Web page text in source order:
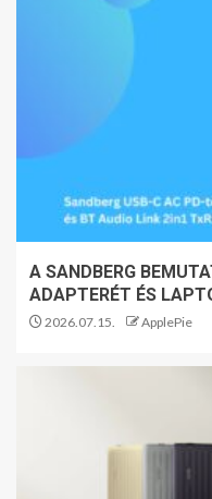
A SANDBERG
ADAPTERÉT ÉS
2026.07.15. ApplePie